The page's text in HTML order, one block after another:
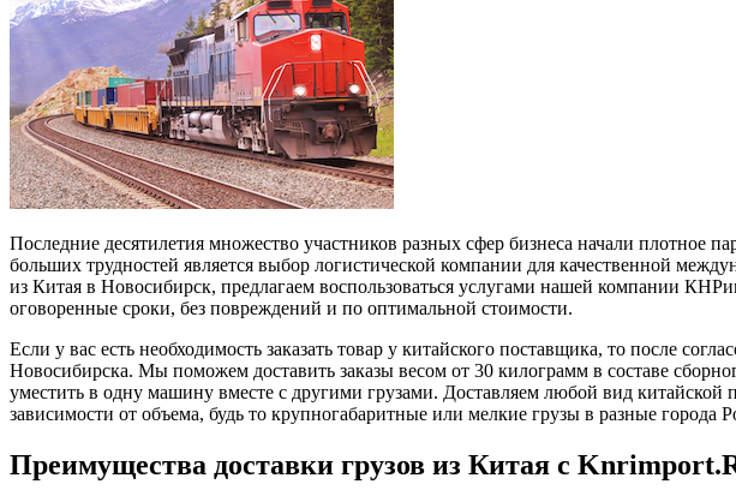
Последние десятилетия множество участников разных сфер бизнеса начали плотное
больших трудностей является выбор логистической компании для качественной
из Китая в Новосибирск, предлагаем воспользоваться услугами нашей компании
оговоренные сроки, без повреждений и по оптимальной стоимости.
Если у вас есть необходимость заказать товар у китайского поставщика, то после
Новосибирска. Мы поможем доставить заказы весом от 30 килограмм в составе
уместить в одну машину вместе с другими грузами. Доставляем любой вид
зависимости от объема, будь то крупногабаритные или мелкие грузы в разные города
Преимущества доставки грузов из Китая с